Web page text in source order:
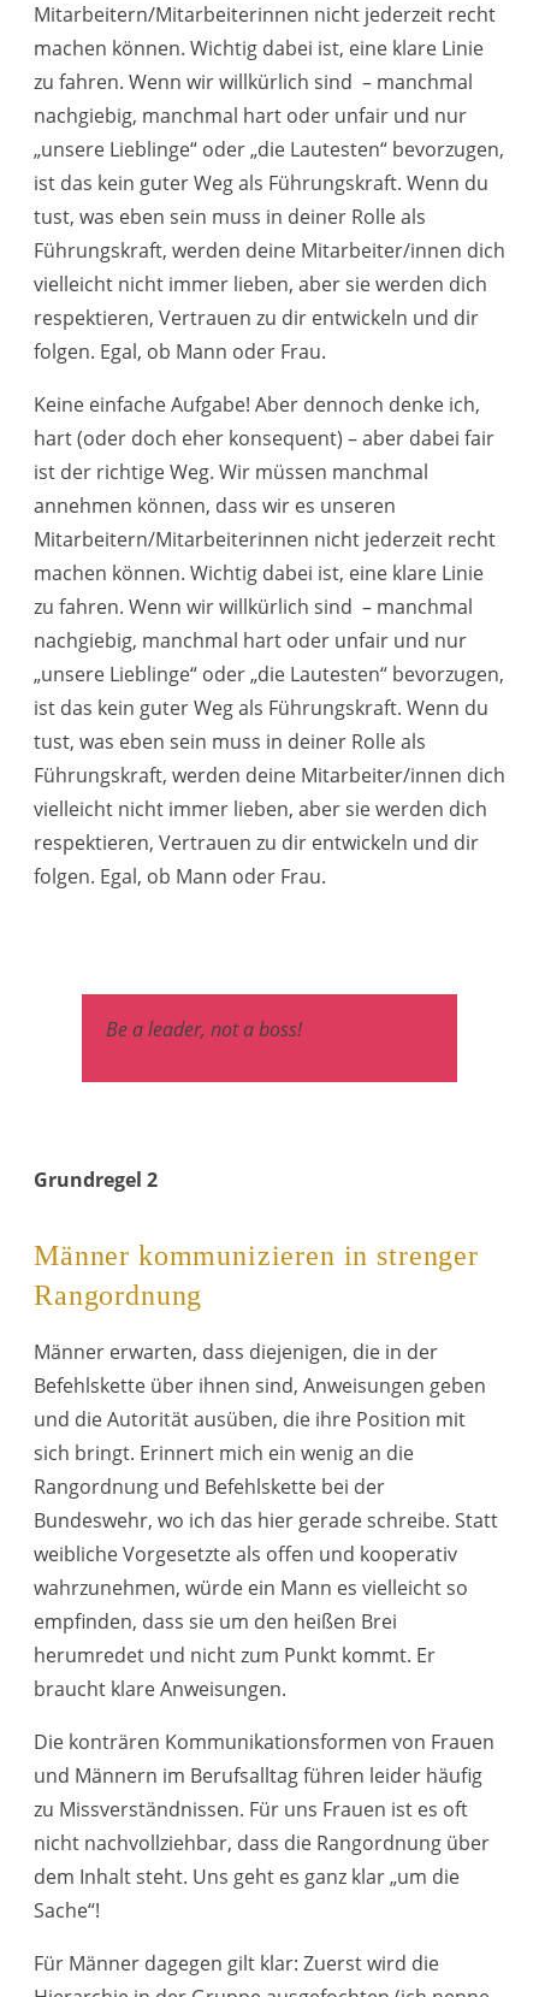
Mitarbeitern/Mitarbeiterinnen nicht jederzeit recht
machen können. Wichtig dabei ist, eine klare Linie
zu fahren. Wenn wir willkürlich sind – manchmal
nachgiebig, manchmal hart oder unfair und nur
„unsere Lieblinge“ oder „die Lautesten“ bevorzugen,
ist das kein guter Weg als Führungskraft. Wenn du
tust, was eben sein muss in deiner Rolle als
Führungskraft, werden deine Mitarbeiter/innen dich
vielleicht nicht immer lieben, aber sie werden dich
respektieren, Vertrauen zu dir entwickeln und dir
folgen. Egal, ob Mann oder Frau.
Keine einfache Aufgabe! Aber dennoch denke ich,
hart (oder doch eher konsequent) – aber dabei fair
ist der richtige Weg. Wir müssen manchmal
annehmen können, dass wir es unseren
Mitarbeitern/Mitarbeiterinnen nicht jederzeit recht
machen können. Wichtig dabei ist, eine klare Linie
zu fahren. Wenn wir willkürlich sind – manchmal
nachgiebig, manchmal hart oder unfair und nur
„unsere Lieblinge“ oder „die Lautesten“ bevorzugen,
ist das kein guter Weg als Führungskraft. Wenn du
tust, was eben sein muss in deiner Rolle als
Führungskraft, werden deine Mitarbeiter/innen dich
vielleicht nicht immer lieben, aber sie werden dich
respektieren, Vertrauen zu dir entwickeln und dir
folgen. Egal, ob Mann oder Frau.
Be a leader, not a boss!
Grundregel 2
Männer kommunizieren in strenger
Rangordnung
Männer erwarten, dass diejenigen, die in der
Befehlskette über ihnen sind, Anweisungen geben
und die Autorität ausüben, die ihre Position mit
sich bringt. Erinnert mich ein wenig an die
Rangordnung und Befehlskette bei der
Bundeswehr, wo ich das hier gerade schreibe. Statt
weibliche Vorgesetzte als offen und kooperativ
wahrzunehmen, würde ein Mann es vielleicht so
empfinden, dass sie um den heißen Brei
herumredet und nicht zum Punkt kommt. Er
braucht klare Anweisungen.
Die konträren Kommunikationsformen von Frauen
und Männern im Berufsalltag führen leider häufig
zu Missverständnissen. Für uns Frauen ist es oft
nicht nachvollziehbar, dass die Rangordnung über
dem Inhalt steht. Uns geht es ganz klar „um die
Sache“!
Für Männer dagegen gilt klar: Zuerst wird die